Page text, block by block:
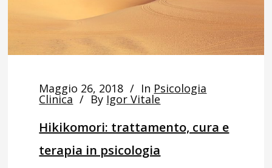
Maggio 26, 2018 In Psicologia
Clinica By Igor Vitale
Hikikomori: trattamento, cura e
terapia in psicologia